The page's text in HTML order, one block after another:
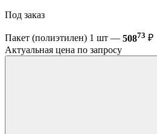
Под заказ
Пакет (полиэтилен) 1 шт — 50873 ₽
Актуальная цена по запросу